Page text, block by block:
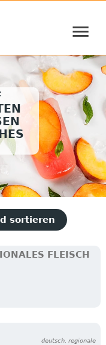
≡
sortieren
FLEISCH
deutsch, regionale